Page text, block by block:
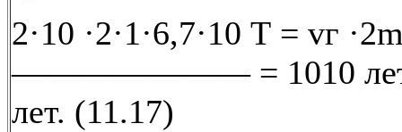
2·10 ·2·1·6,7·10 Т = vг
——————— = 1010 лет
лет. (11.17)